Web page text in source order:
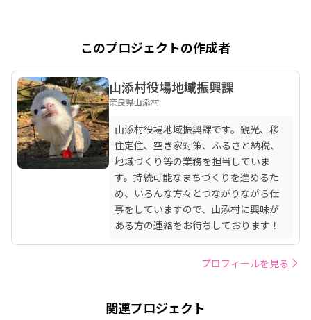
このプロジェクトの作成者
山添村役場地域振興課
奈良県山添村
山添村役場地域振興課です。観光、移
住定住、空き家対策、ふるさと納税、
地域づくり等の業務を担当していま
す。持続可能なまちづくりを進めるた
め、いろんな方々とつながりながら仕
事をしていますので、山添村に興味が
ある方の連絡をお待ちしております！
プロフィールを見る
関連プロジェクト